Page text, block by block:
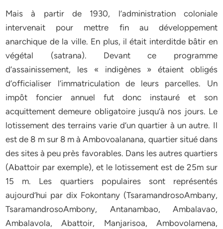
Mais à partir de 1930, l’administration coloniale
intervenait pour mettre fin au développement
anarchique de la ville. En plus, il était interditde bâtir en
végétal (satrana). Devant ce programme
d’assainissement, les « indigènes » étaient obligés
d’officialiser l’immatriculation de leurs parcelles. Un
impôt foncier annuel fut donc instauré et son
acquittement demeure obligatoire jusqu’à nos jours. Le
lotissement des terrains varie d’un quartier à un autre. Il
est de 8 m sur 8 m à Ambovoalanana, quartier situé dans
des sites à peu près favorables. Dans les autres quartiers
(Abattoir par exemple), et le lotissement est de 25m sur
15 m. Les quartiers populaires sont représentés
aujourd’hui par dix Fokontany (TsaramandrosoAmbany,
TsaramandrosoAmbony, Antanambao, Ambalavao,
Ambalavola, Abattoir, Manjarisoa, Ambovolamena,